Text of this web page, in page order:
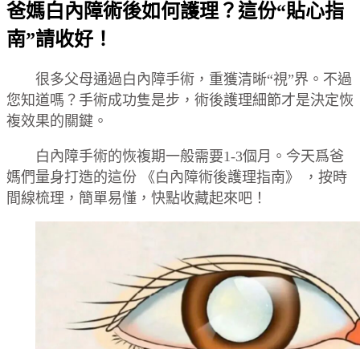
爸媽白內障術後如何護理？這份“貼心指
南”請收好！
很多父母通過白內障手術，重獲清晰“視”界。不過
您知道嗎？手術成功隻是步，術後護理細節才是決定恢
複效果的關鍵。
白內障手術的恢複期一般需要1-3個月。今天爲爸
媽們量身打造的這份 《白內障術後護理指南》 ，按時
間線梳理，簡單易懂，快點收藏起來吧！